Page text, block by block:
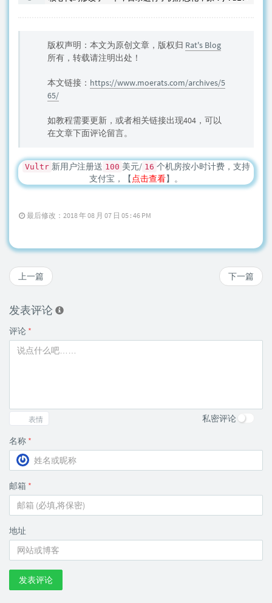
版权声明：本文为原创文章，版权归 Rat's Blog
所有，转载请注明出处！
本文链接： https://www.moerats.com/archives/5
65/
如教程需要更新，或者相关链接出现404，可以
在文章下面评论留言。
Vultr 新用户注册送 100 美元/ 16 个机房按小时计费，支持
支付宝，【点击查看】。
最后修改：2018 年 08 月 07 日 05 : 46 PM
下一篇
上一篇
发表评论
评论 *
表情 私密评论
名称 *
邮箱 *
地址
发表评论